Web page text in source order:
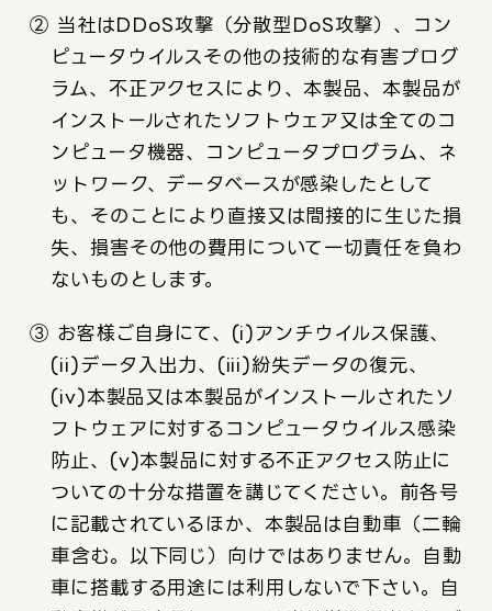
② 当社はDDoS攻撃（分散型DoS攻撃）、コン
ピュータウイルスその他の技術的な有害プログ
ラム、不正アクセスにより、本製品、本製品が
インストールされたソフトウェア又は全てのコ
ンピュータ機器、コンピュータプログラム、ネ
ットワーク、データベースが感染したとして
も、そのことにより直接又は間接的に生じた損
失、損害その他の費用について一切責任を負わ
ないものとします。
③ お客様ご自身にて、(i)アンチウイルス保護、
(ii)データ入出力、(iii)紛失データの復元、
(iv)本製品又は本製品がインストールされたソ
フトウェアに対するコンピュータウイルス感染
防止、(v)本製品に対する不正アクセス防止に
ついての十分な措置を講じてください。前各号
に記載されているほか、本製品は自動車（二輪
車含む。以下同じ）向けではありません。自動
車に搭載する用途には利用しないで下さい。自